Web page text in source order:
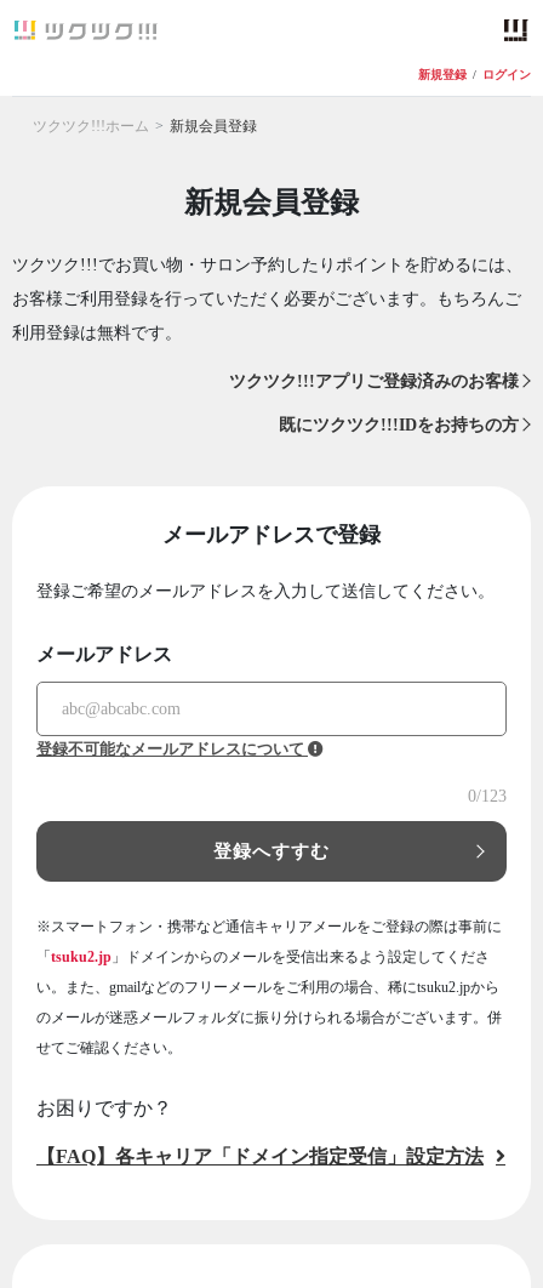
新規登録 / ログイン
ツクツク!!!ホーム 新規会員登録
新規会員登録
ツクツク!!!でお買い物・サロン予約したりポイントを貯めるには、
お客様ご利用登録を行っていただく必要がございます。もちろんご
利用登録は無料です。
ツクツク!!!アプリご登録済みのお客様
既にツクツク!!!IDをお持ちの方
メールアドレスで登録
登録ご希望のメールアドレスを入力して送信してください。
メールアドレス
登録不可能なメールアドレスについて
0/123
登録へすすむ
※スマートフォン・携帯など通信キャリアメールをご登録の際は事前に
「 tsuku2.jp 」ドメインからのメールを受信出来るよう設定してくださ
い。また、gmailなどのフリーメールをご利用の場合、稀にtsuku2.jpから
のメールが迷惑メールフォルダに振り分けられる場合がございます。併
せてご確認ください。
お困りですか？
【FAQ】各キャリア「ドメイン指定受信」設定方法